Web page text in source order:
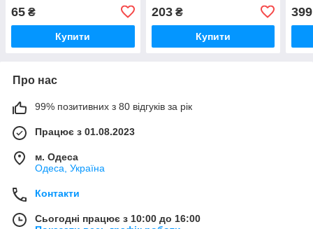
65 ₴
Купити
203₴
Купити
399
Про нас
99% позитивних з 80 відгуків за рік
Працює з 01.08.2023
м. Одеса
Одеса, Україна
Контакти
Сьогодні працює з 10:00 до 16:00